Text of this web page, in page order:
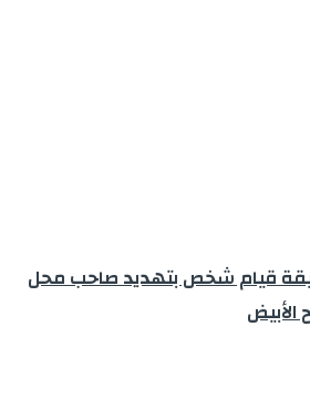
قيام شخص بتهديد صاحب محل
الأبيض